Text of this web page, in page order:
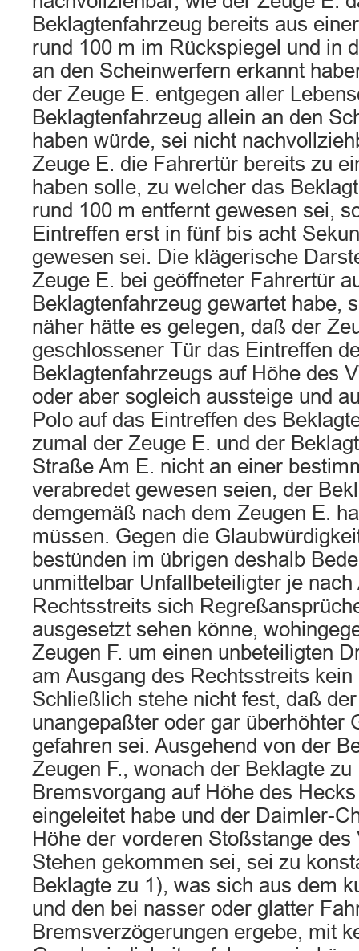
Beklagtenfahrzeug bereits aus
rund 100 m im Rückspiegel und in
an den Scheinwerfern erkannt
der Zeuge E. entgegen aller
Beklagtenfahrzeug allein an den
haben würde, sei nicht
Zeuge E. die Fahrertür bereits zu
haben solle, zu welcher das
rund 100 m entfernt gewesen sei,
Eintreffen erst in fünf bis acht
gewesen sei. Die klägerische
Zeuge E. bei geöffneter Fahrertür
Beklagtenfahrzeug gewartet habe,
näher hätte es gelegen, daß der
geschlossener Tür das Eintreffen
Beklagtenfahrzeugs auf Höhe des
oder aber sogleich aussteige und
Polo auf das Eintreffen des
zumal der Zeuge E. und der
Straße Am E. nicht an einer
verabredet gewesen seien, der
demgemäß nach dem Zeugen E.
müssen. Gegen die
bestünden im übrigen deshalb
unmittelbar Unfallbeteiligter je
Rechtsstreits sich
ausgesetzt sehen könne,
Zeugen F. um einen unbeteiligten
am Ausgang des Rechtsstreits
Schließlich stehe nicht fest, daß
unangepaßter oder gar überhöhter
gefahren sei. Ausgehend von der
Zeugen F., wonach der Beklagte zu
Bremsvorgang auf Höhe des
eingeleitet habe und der Daimler-
Höhe der vorderen Stoßstange
Stehen gekommen sei, sei zu
Beklagte zu 1), was sich aus dem
und den bei nasser oder glatter
Bremsverzögerungen ergebe, mit